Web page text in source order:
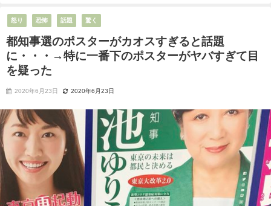
怒り 恐怖 話題 驚く
都知事選のポスターがカオスすぎると話題
に・・・→特に一番下のポスターがヤバすぎて目
を疑った
2020年6月23日 2020年6月23日